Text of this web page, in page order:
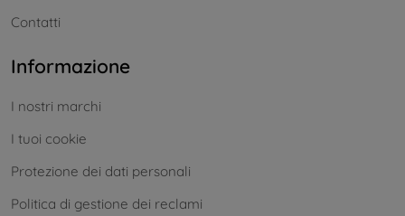
Contatti
Informazione
I nostri marchi
I tuoi cookie
Protezione dei dati personali
Politica di gestione dei reclami